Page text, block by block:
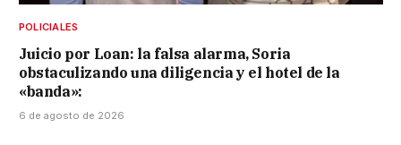
POLICIALES
Juicio por Loan: la falsa alarma, Soria
obstaculizando una diligencia y el hotel de la
«banda»:
6 de agosto de 2026